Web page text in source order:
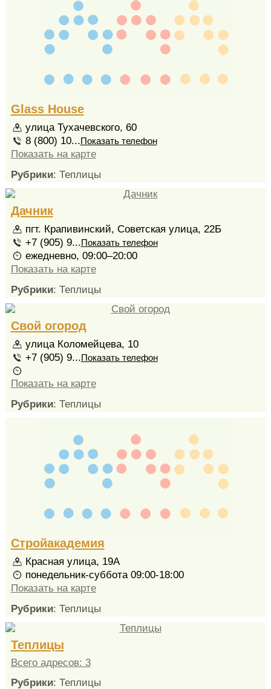
Glass House
улица Тухачевского, 60
8 (800) 10...Показать телефон
Показать на карте
Рубрики: Теплицы
Дачник
пгт. Крапивинский, Советская улица, 22Б
+7 (905) 9...Показать телефон
ежедневно, 09:00–20:00
Показать на карте
Рубрики: Теплицы
Свой огород
улица Коломейцева, 10
+7 (905) 9...Показать телефон
Показать на карте
Рубрики: Теплицы
Стройакадемия
Красная улица, 19А
понедельник-суббота 09:00-18:00
Показать на карте
Рубрики: Теплицы
Теплицы
Всего адресов: 3
Рубрики: Теплицы